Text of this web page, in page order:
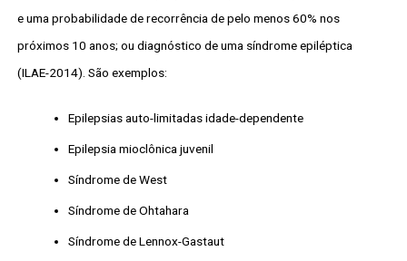
e uma probabilidade de recorrência de pelo menos 60% nos
próximos 10 anos; ou diagnóstico de uma síndrome epiléptica
(ILAE-2014). São exemplos:
Epilepsias auto-limitadas idade-dependente
Epilepsia mioclônica juvenil
Síndrome de West
Síndrome de Ohtahara
Síndrome de Lennox-Gastaut